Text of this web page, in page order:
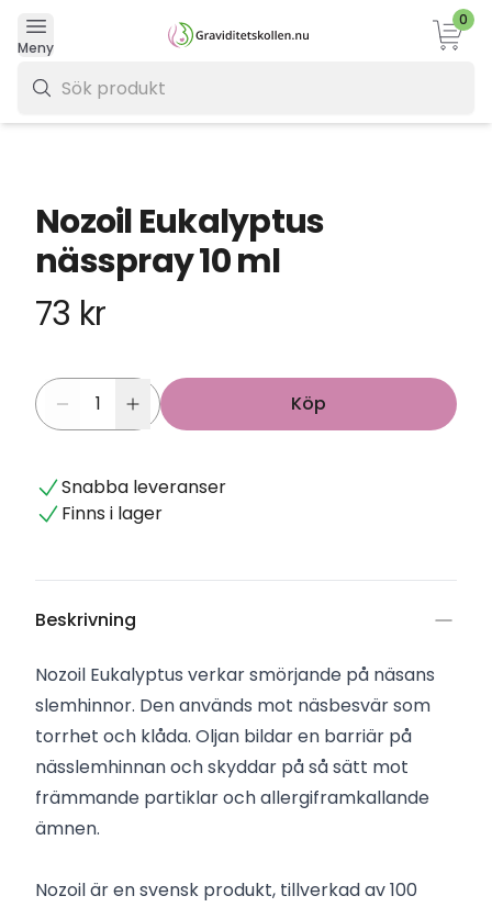
Meny
0
Nozoil Eukalyptus
nässpray 10 ml
73 kr
Köp
Snabba leveranser
Finns i lager
Beskrivning
Nozoil Eukalyptus verkar smörjande på näsans
slemhinnor. Den används mot näsbesvär som
torrhet och klåda. Oljan bildar en barriär på
nässlemhinnan och skyddar på så sätt mot
främmande partiklar och allergiframkallande
ämnen.
Nozoil är en svensk produkt, tillverkad av 100